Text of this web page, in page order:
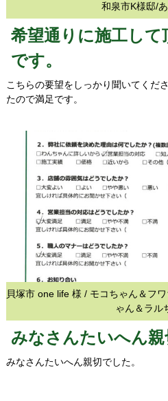
和泉市K様邸/
希望通りに施工して
です。
こちらの要望をしっかり聞いてくだ
たので満足です。
貝塚市 one life 様 / モコちゃん＆フ
ゃん＆ラル
みなさんたいへん親
みなさんたいへん親切でした。